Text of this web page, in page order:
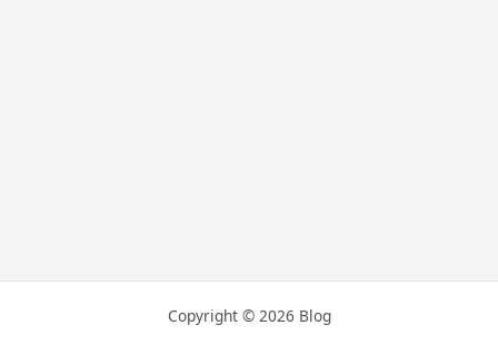
Copyright © 2026 Blog